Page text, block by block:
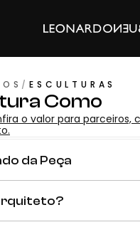
/ESCULTURAS
Como
o valor para parceiros,
da Peça